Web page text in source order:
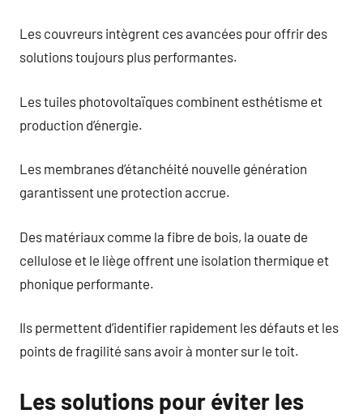
Les couvreurs intègrent ces avancées pour offrir des
solutions toujours plus performantes.
Les tuiles photovoltaïques combinent esthétisme et
production d’énergie.
Les membranes d’étanchéité nouvelle génération
garantissent une protection accrue.
Des matériaux comme la fibre de bois, la ouate de
cellulose et le liège offrent une isolation thermique et
phonique performante.
Ils permettent d’identifier rapidement les défauts et les
points de fragilité sans avoir à monter sur le toit.
Les solutions pour éviter les